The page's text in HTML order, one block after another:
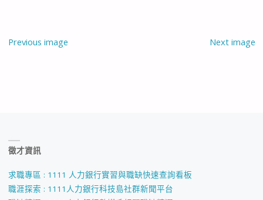
Previous image Next image
徵才資訊
求職專區 : 1111 人力銀行實習與職缺快速查詢看板
職涯探索 : 1111人力銀行科技島社群新聞平台